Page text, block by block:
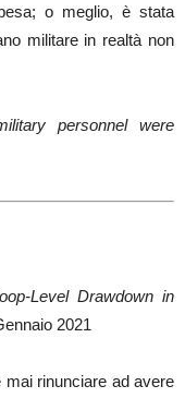
o meglio, è stata
militare in realtà non
personnel were
Level Drawdown in
2021
rinunciare ad avere